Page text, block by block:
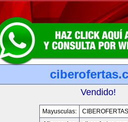
Vendido!
Mayusculas: